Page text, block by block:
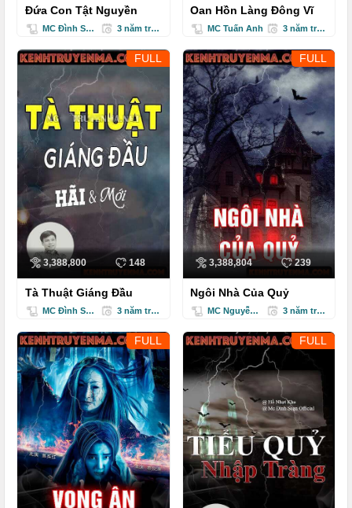
Đứa Con Tật Nguyền
MC Đình Soạn 3 năm trước
Oan Hồn Làng Đông Vĩ
MC Tuấn Anh 3 năm trước
FULL
3,388,800 148
Tà Thuật Giáng Đầu
MC Đình Soạn 3 năm trước
FULL
3,388,804 239
Ngôi Nhà Của Quỷ
MC Nguyễn Huy 3 năm trước
FULL FULL